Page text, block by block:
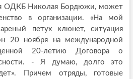
ОДКБ Николая Бордюжи, может
в организации. «На мой
петух клюнет, ситуация
20 ноября на международной
20-летию Договора о
- Я думаю, долго это
Причем отряды, готовые